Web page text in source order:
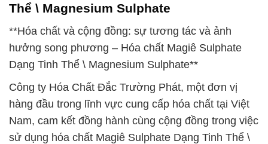
Thể \ Magnesium Sulphate
**Hóa chất và cộng đồng: sự tương tác và ảnh
hưởng song phương – Hóa chất Magiê Sulphate
Dạng Tinh Thể \ Magnesium Sulphate**
Công ty Hóa Chất Đắc Trường Phát, một đơn vị
hàng đầu trong lĩnh vực cung cấp hóa chất tại Việt
Nam, cam kết đồng hành cùng cộng đồng trong việc
sử dụng hóa chất Magiê Sulphate Dạng Tinh Thể \